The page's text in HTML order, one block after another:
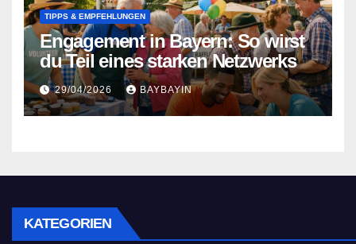
TIPPS & EMPFEHLUNGEN
Engagement in Bayern: So wirst
du Teil eines starken Netzwerks
29/04/2026 BAYBAYIN
KATEGORIEN